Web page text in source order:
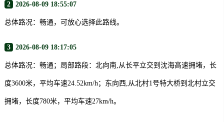
2 2026-08-09 18:55:07
总体路况：畅通，可放心选择此路线。
3 2026-08-09 18:17:05
总体路况：畅通；局部路段：北向南,从长平立交到沈海高速拥堵，长
度3600米，平均车速24.52km/h；东向西,从北村1号特大桥到北村立交
拥堵，长度780米，平均车速27km/h。